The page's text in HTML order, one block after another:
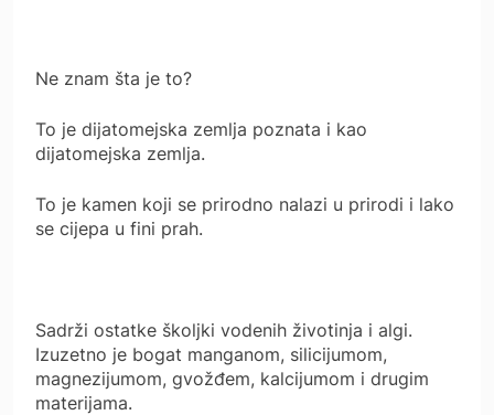
Ne znam šta je to?
To je dijatomejska zemlja poznata i kao
dijatomejska zemlja.
To je kamen koji se prirodno nalazi u prirodi i lako
se cijepa u fini prah.
Sadrži ostatke školjki vodenih životinja i algi.
Izuzetno je bogat manganom, silicijumom,
magnezijumom, gvožđem, kalcijumom i drugim
materijama.